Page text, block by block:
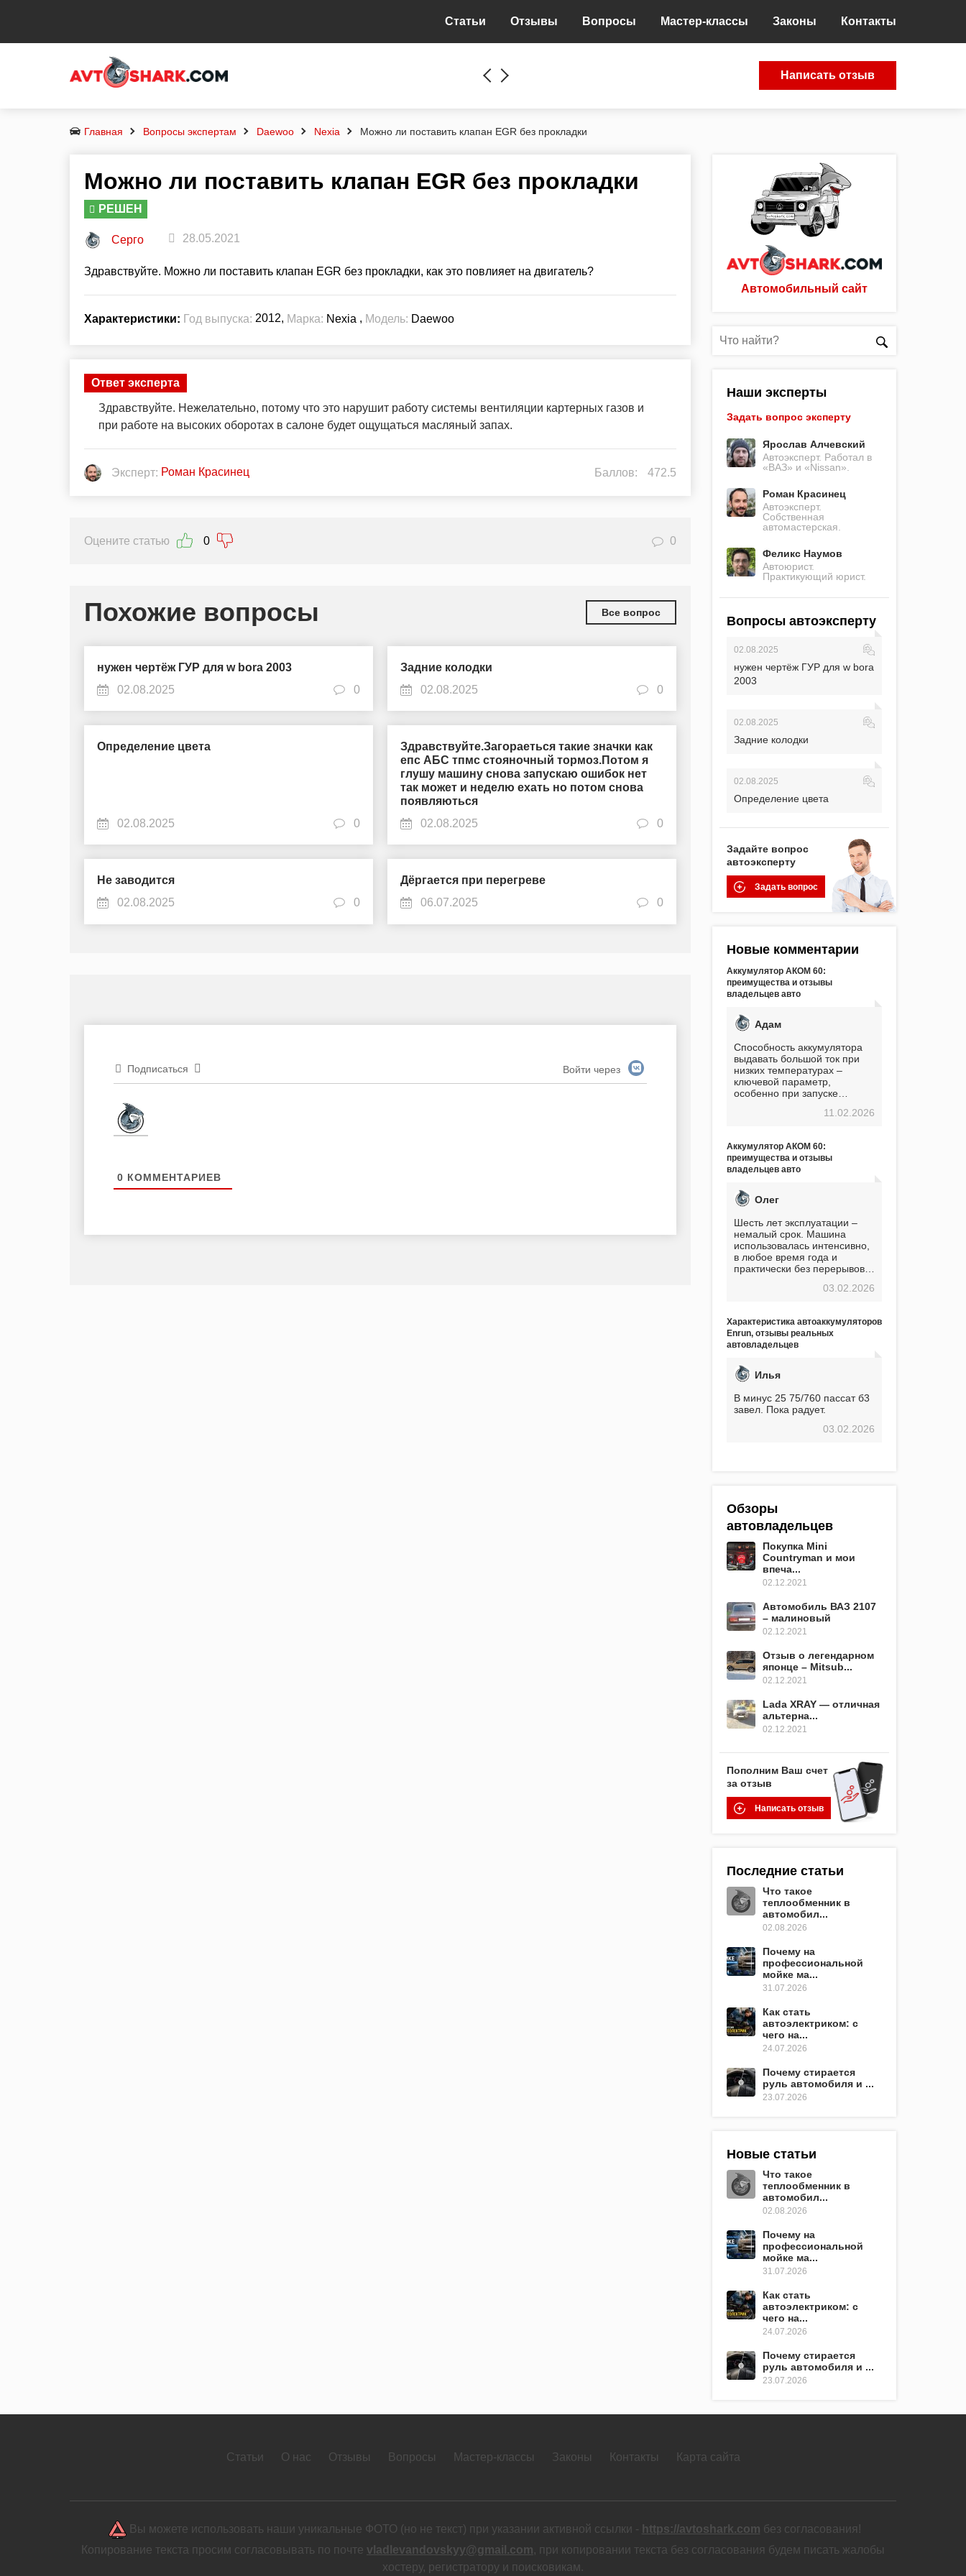
Статьи Отзывы Вопросы Мастер-классы Законы Контакты
Написать отзыв
Главная Вопросы экспертам Daewoo Nexia Можно ли поставить клапан EGR без прокладки
Можно ли поставить клапан EGR без прокладки
РЕШЕН
Серго 28.05.2021
Здравствуйте. Можно ли поставить клапан EGR без прокладки, как это повлияет на двигатель?
Характеристики: Год выпуска: 2012, Марка: Nexia , Модель: Daewoo
Ответ эксперта
Здравствуйте. Нежелательно, потому что это нарушит работу системы вентиляции картерных газов и
при работе на высоких оборотах в салоне будет ощущаться масляный запах.
Эксперт: Роман Красинец Баллов: 472.5
Оцените статью 0 0
Похожие вопросы Все вопрос
нужен чертёж ГУР для w bora 2003
02.08.2025
0
Задние колодки
02.08.2025
0
Определение цвета
02.08.2025 0
Здравствуйте.Загораеться такие значки как
епс АБС тпмс стояночный тормоз.Потом я
глушу машину снова запускаю ошибок нет
так может и неделю ехать но потом снова
появляються
02.08.2025
0
Не заводится
02.08.2025
0
Дёргается при перегреве
06.07.2025
0
Подписаться Войти через
0 КОММЕНТАРИЕВ
Автомобильный сайт
Наши эксперты
Задать вопрос эксперту
Ярослав Алчевский
Автоэксперт. Работал в
«ВАЗ» и «Nissan».
Роман Красинец
Автоэксперт.
Собственная
автомастерская.
Феликс Наумов
Автоюрист.
Практикующий юрист.
Вопросы автоэксперту
02.08.2025
нужен чертёж ГУР для w bora
2003
02.08.2025
Задние колодки
02.08.2025
Определение цвета
Задайте вопрос
автоэксперту
Задать вопрос
Новые комментарии
Аккумулятор АКОМ 60:
преимущества и отзывы
владельцев авто
Адам
Способность аккумулятора
выдавать большой ток при
низких температурах –
ключевой параметр,
особенно при запуске
показывает, что данный
стоимость. Долго сомневался
перед приобретением, но в
итоге ни разу не пожалел.
вложение, избавляющее от
головной боли, связанной с
АКБ. Подтверждаю
11.02.2026
Аккумулятор АКОМ 60:
преимущества и отзывы
владельцев авто
Олег
Шесть лет эксплуатации –
немалый срок. Машина
использовалась интенсивно,
в любое время года и
практически без перерывов.
экстремальные морозы,
прогревался, чтобы избежать
проблем. И тем не менее, за
весь период использования
связанной с аккумулятором.
Прекрасный аккумулятор!
Недавно установил новый
АКОМ + EFB 75. Судя по
характеристикам, он даже
превосходит предыдущую
03.02.2026
Характеристика автоаккумуляторов
Enrun, отзывы реальных
автовладельцев
Илья
В минус 25 75/760 пассат б3
завел. Пока радует.
03.02.2026
Обзоры
автовладельцев
Покупка Mini
Countryman и мои
впеча...
02.12.2021
Автомобиль ВАЗ 2107
– малиновый
02.12.2021
Отзыв о легендарном
японце – Mitsub...
02.12.2021
Lada XRAY — отличная
альтерна...
02.12.2021
Пополним Ваш счет
за отзыв
Написать отзыв
Последние статьи
Что такое
теплообменник в
автомобил...
02.08.2026
Почему на
профессиональной
мойке ма...
31.07.2026
Как стать
автоэлектриком: с
чего на...
24.07.2026
Почему стирается
руль автомобиля и ...
23.07.2026
Новые статьи
Что такое
теплообменник в
автомобил...
02.08.2026
Почему на
профессиональной
мойке ма...
31.07.2026
Как стать
автоэлектриком: с
чего на...
24.07.2026
Почему стирается
руль автомобиля и ...
23.07.2026
Статьи О нас Отзывы Вопросы Мастер-классы Законы Контакты Карта сайта
Вы можете использовать наши уникальные ФОТО (но не текст) при указании активной ссылки - https://avtoshark.com без согласования!
Копирование текста просим согласовывать по почте vladlevandovskyy@gmail.com, при копировании текста без согласования будем писать жалобы
хостеру, регистратору и поисковикам.